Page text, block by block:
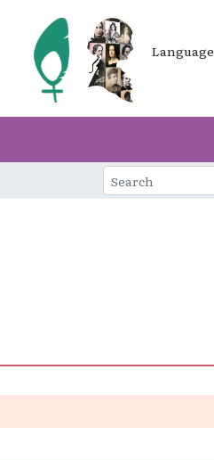
Language